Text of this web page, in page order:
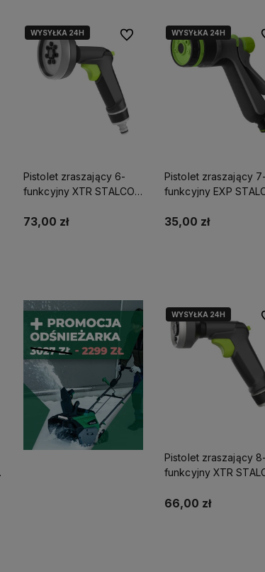
WYSYŁKA 24H
Pistolet zraszający 6-
funkcyjny XTR STALCO
73,00 zł
Do ulubionychWYSYŁKA 24H
Pistolet zraszający 7-
funkcyjny EXP
35,00 zł
WYSYŁKA 24H
Pistolet zraszający 8-
funkcyjny XTR
66,00 zł